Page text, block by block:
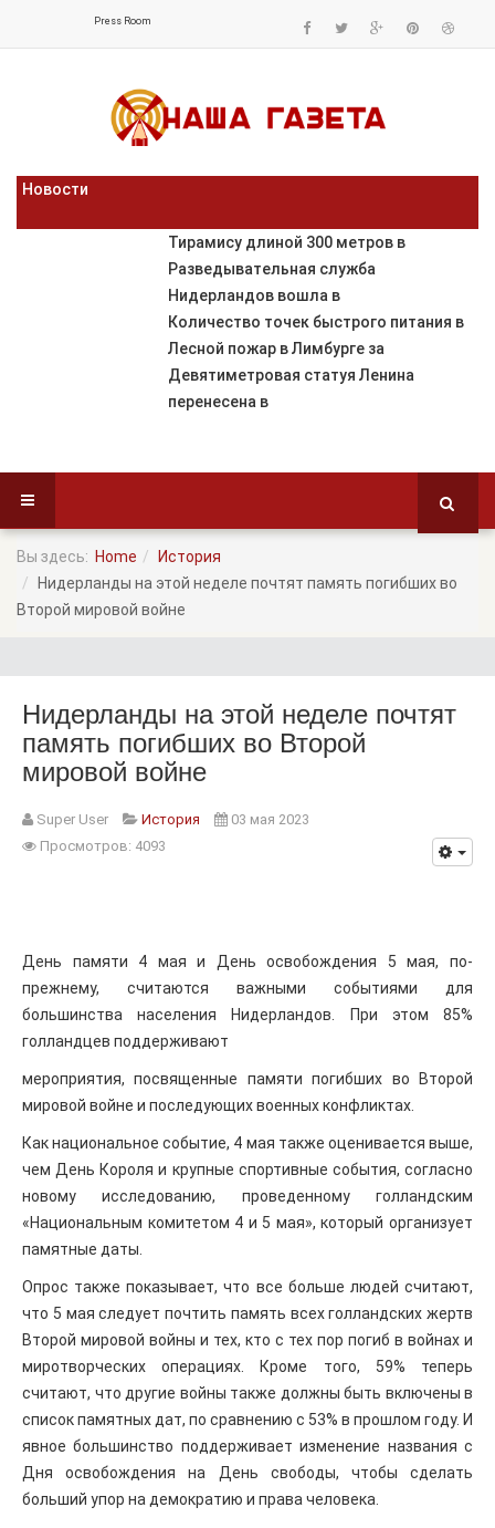
Press Room
Новости
Тирамису длиной 300 метров в
Разведывательная служба
Нидерландов вошла в
Количество точек быстрого питания в
Лесной пожар в Лимбурге за
Девятиметровая статуя Ленина
перенесена в
Вы здесь: Home
История
Нидерланды на этой неделе почтят память погибших во
Второй мировой войне
Нидерланды на этой неделе почтят
память погибших во Второй
мировой войне
Super User История
03 мая 2023
Просмотров: 4093
День памяти 4 мая и День освобождения 5 мая, по-
прежнему, считаются важными событиями для
большинства населения Нидерландов. При этом 85%
голландцев поддерживают
мероприятия, посвященные памяти погибших во Второй
мировой войне и последующих военных конфликтах.
Как национальное событие, 4 мая также оценивается выше,
чем День Короля и крупные спортивные события, согласно
новому исследованию, проведенному голландским
«Национальным комитетом 4 и 5 мая», который организует
памятные даты.
Опрос также показывает, что все больше людей считают,
что 5 мая следует почтить память всех голландских жертв
Второй мировой войны и тех, кто с тех пор погиб в войнах и
миротворческих операциях. Кроме того, 59% теперь
считают, что другие войны также должны быть включены в
список памятных дат, по сравнению с 53% в прошлом году. И
явное большинство поддерживает изменение названия с
Дня освобождения на День свободы, чтобы сделать
больший упор на демократию и права человека.